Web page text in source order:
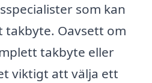
som kan
takbyte. Oavsett om
takbyte eller
viktigt att välja ett